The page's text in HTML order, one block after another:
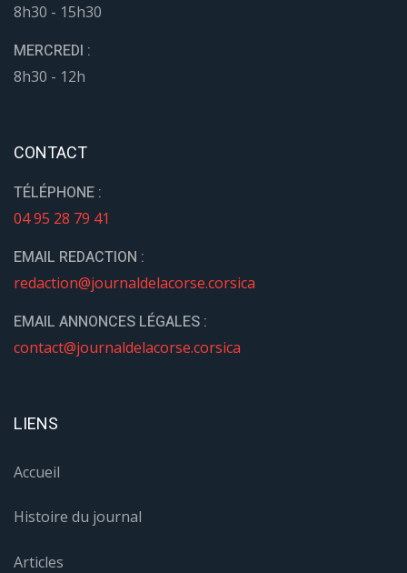
8h30 - 15h30
MERCREDI :
8h30 - 12h
CONTACT
TÉLÉPHONE :
04 95 28 79 41
EMAIL REDACTION :
redaction@journaldelacorse.corsica
EMAIL ANNONCES LÉGALES :
contact@journaldelacorse.corsica
LIENS
Accueil
Histoire du journal
Articles